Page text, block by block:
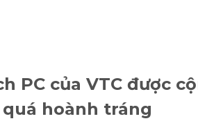
PC của VTC được
hoành tráng